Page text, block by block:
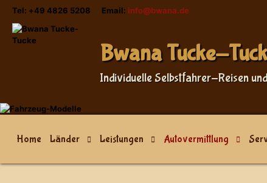
Tel: +49 4826 5208 Email: info@bwana.de
Sprache auswählen
Bwana Tucke-
Individuelle Selbstfahrer-Reisen
Home Länder Leistungen Autovermittlung